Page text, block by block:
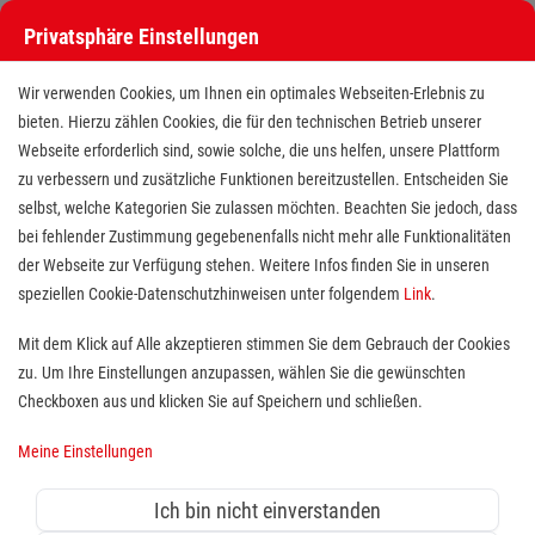
Stellenangebote bei den Maltesern
Stellenangebote bei den Maltesern
Finde deutschlandweit offene Stellen bei einem der größten
Arbeitgeber im Gesundheits- und Sozialwesen in Vollzeit,
Teilzeit, als Minijob, Trainee oder FSJ!
Suche
Jobs suchen
Privatsphäre Einstellungen
Wir verwenden Cookies, um Ihnen ein optimales Webseiten-Erlebnis zu
bieten. Hierzu zählen Cookies, die für den technischen Betrieb unserer
Webseite erforderlich sind, sowie solche, die uns helfen, unsere Plattform
zu verbessern und zusätzliche Funktionen bereitzustellen. Entscheiden Sie
selbst, welche Kategorien Sie zulassen möchten. Beachten Sie jedoch, dass
bei fehlender Zustimmung gegebenenfalls nicht mehr alle Funktionalitäten
der Webseite zur Verfügung stehen. Weitere Infos finden Sie in unseren
speziellen Cookie-Datenschutzhinweisen unter folgendem Link.
Mit dem Klick auf Alle akzeptieren stimmen Sie dem Gebrauch der Cookies
zu. Um Ihre Einstellungen anzupassen, wählen Sie die gewünschten
Checkboxen aus und klicken Sie auf Speichern und schließen.
Meine Einstellungen
Ich bin nicht einverstanden